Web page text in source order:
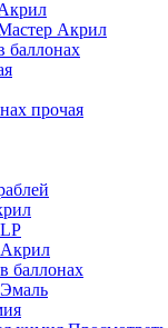
Акрил
баллонах
прочая
Акрил
баллонах